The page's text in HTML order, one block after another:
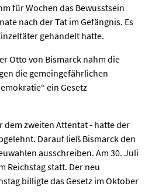
für Wochen das Bewusstsein
nach der Tat im Gefängnis. Es
gehandelt hatte.
Otto von Bismarck nahm die
die gemeingefährlichen
ein Gesetz
dem zweiten Attentat - hatte der
Darauf ließ Bismarck den
ausschreiben. Am 30. Juli
Reichstag statt. Der neu
billigte das Gesetz im Oktober